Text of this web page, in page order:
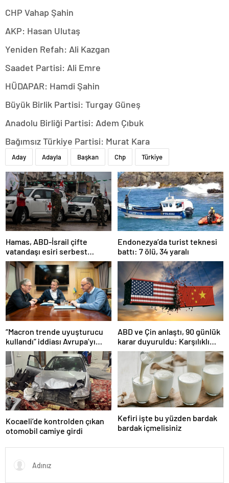
CHP Vahap Şahin
AKP: Hasan Ulutaş
Yeniden Refah: Ali Kazgan
Saadet Partisi: Ali Emre
HÜDAPAR: Hamdi Şahin
Büyük Birlik Partisi: Turgay Güneş
Anadolu Birliği Partisi: Adem Çıbuk
Bağımsız Türkiye Partisi: Murat Kara
Aday Adayla Başkan Chp Türkiye
Hamas, ABD-İsrail çifte
vatandaşı esiri serbest
bırakacağını duyurdu
Endonezya’da turist teknesi
battı: 7 ölü, 34 yaralı
“Macron trende uyuşturucu
kullandı” iddiası Avrupa’yı
karıştırmıştı: Fransa’dan
“peçeteli” yalanlama geldi!
ABD ve Çin anlaştı, 90 günlük
karar duyuruldu: Karşılıklı
tarife indirimi geldi!
Kocaeli’de kontrolden çıkan
otomobil camiye girdi
Kefiri işte bu yüzden bardak
bardak içmelisiniz